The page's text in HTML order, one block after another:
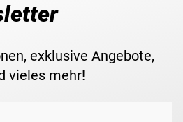
exklusive Angebote,
vieles mehr!